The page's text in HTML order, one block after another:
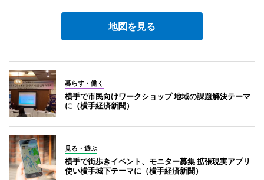
地図を見る
暮らす・働く
横手で市民向けワークショップ 地域の課題解決テーマ
に（横手経済新聞）
見る・遊ぶ
横手で街歩きイベント、モニター募集 拡張現実アプリ
使い横手城下テーマに（横手経済新聞）